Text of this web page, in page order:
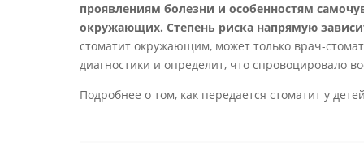
проявлениям болезни и особенностям
окружающих. Степень риска напрямую
стоматит окружающим, может только врач-
диагностики и определит, что спровоцировало
Подробнее о том, как передается стоматит у